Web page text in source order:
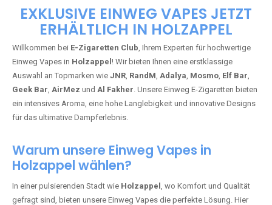
EXKLUSIVE EINWEG VAPES JETZT
ERHÄLTLICH IN HOLZAPPEL
Willkommen bei E-Zigaretten Club, Ihrem Experten für hochwertige
Einweg Vapes in Holzappel ! Wir bieten Ihnen eine erstklassige
Auswahl an Topmarken wie JNR, RandM, Adalya, Mosmo, Elf Bar,
Geek Bar, AirMez und Al Fakher. Unsere Einweg E-Zigaretten bieten
ein intensives Aroma, eine hohe Langlebigkeit und innovative Designs
für das ultimative Dampferlebnis.
Warum unsere Einweg Vapes in
Holzappel wählen?
In einer pulsierenden Stadt wie Holzappel , wo Komfort und Qualität
gefragt sind, bieten unsere Einweg Vapes die perfekte Lösung. Hier